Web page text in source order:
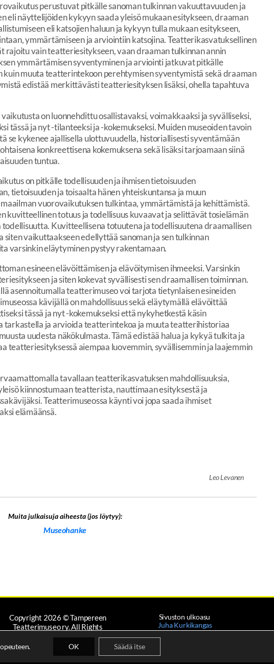
perustuvat pitkälle sanoman tulkinnan vakuuttavuuden ja
eli näyttelijöiden kykyyn saada yleisö mukaan esitykseen, draaman
eli katsojien haluun ja kykyyn tulla mukaan esitykseen,
ymmärtämiseen ja arviointiin katsojina. Teatterikasvatuksellinen
rajoitu vain teatteriesitykseen, vaan draaman tulkinnan annin
ymmärtämisen syventyminen ja arviointi jatkuvat pitkälle
kuin muuta teatterintekoon perehtymisen syventymistä sekä draaman
edistää merkittävästi teatteriesityksen lisäksi, ohella tapahtuva
on luonnehdittu osallistavaksi, voimakkaaksi ja syvälliseksi,
tässä ja nyt -tilanteeksi ja -kokemukseksi. Muiden museoiden tavoin
se kykenee ajallisella ulottuvuudella, historiallisesti syventämään
konkreettisena kokemuksena sekä lisäksi tarjoamaan siinä
tuntua.
on pitkälle todellisuuden ja ihmisen tietoisuuden
tietoisuuden ja toisaalta hänen yhteiskuntansa ja muun
vuorovaikutuksen tulkintaa, ymmärtämistä ja kehittämistä.
kuvitteellinen totuus ja todellisuus kuvaavat ja selittävät tosielämän
Kuvitteellisena totuutena ja todellisuutena draamallisen
siten vaikuttaakseen edellyttää sanoman ja sen tulkinnan
varsinkin eläytyminen pystyy rakentamaan.
esineen elävöittämisen ja elävöitymisen ihmeeksi. Varsinkin
ja siten kokevat syvällisesti sen draamallisen toiminnan.
asennoitumalla teatterimuseo voi tarjota tietynlaisen esineiden
kävijällä on mahdollisuus sekä eläytymällä elävöittää
tässä ja nyt -kokemukseksi että nykyhetkestä käsin
ja arvioida teatterintekoa ja muuta teatterihistoriaa
uudesta näkökulmasta. Tämä edistää halua ja kykyä tulkita ja
aiempaa luovemmin, syvällisemmin ja laajemmin
tavallaan teatterikasvatuksen mahdollisuuksia,
kiinnostumaan teatterista, nauttimaan esityksestä ja
Teatterimuseossa käynti voi jopa saada ihmiset
elämäänsä.
Leo Levanen
Muita julkaisuja aiheesta (jos löytyy):
Museohanke
Copyright 2026 © Tampereen
Teatterimuseo ry. All Rights
Reserved.
TIETOSUOJASELOSTE
Sivuston ulkoasu
Juha Kurkikangas
Palvelimen ylläpito
OK Säädä itse